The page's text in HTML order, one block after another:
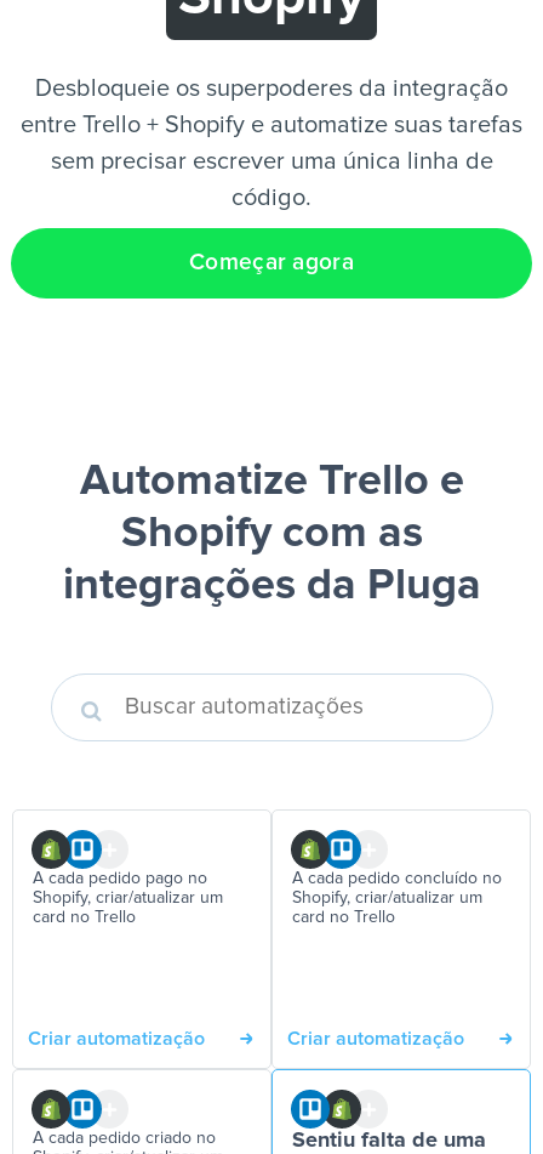
Desbloqueie os superpoderes da integração
entre Trello + Shopify e automatize suas tarefas
sem precisar escrever uma única linha de
código.
Começar agora
Automatize Trello e
Shopifycom as
integrações da Pluga
A cada pedido pago no
Shopify, criar/atualizar um
card no Trello
Criar automatização
A cada pedido concluído no
Shopify, criar/atualizar um
card no Trello
Criar automatização
A cada pedido criado no
Sentiu falta de uma